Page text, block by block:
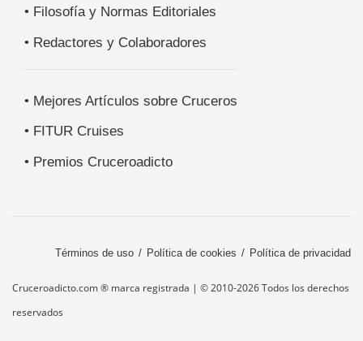
• Filosofía y Normas Editoriales
• Redactores y Colaboradores
• Mejores Artículos sobre Cruceros
• FITUR Cruises
• Premios Cruceroadicto
Términos de uso Política de cookies Política de privacidad
Cruceroadicto.com ® marca registrada | © 2010-2026 Todos los derechos
reservados